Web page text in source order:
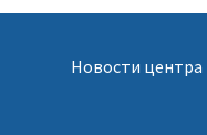
Новости центра